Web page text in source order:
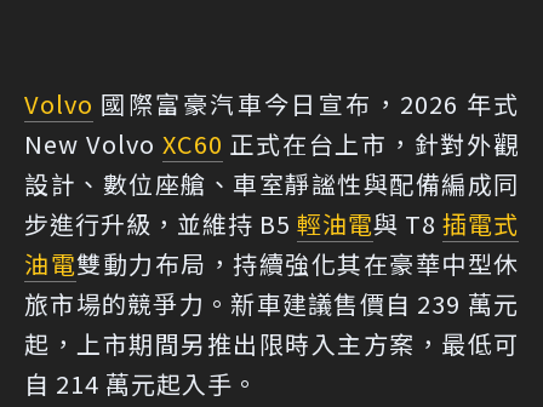
Volvo 國際富豪汽車今日宣布，2026 年式
New Volvo XC60 正式在台上市，針對外觀
設計、數位座艙、車室靜謐性與配備編成同
步進行升級，並維持 B5 輕油電與 T8 插電式
油電雙動力布局，持續強化其在豪華中型休
旅市場的競爭力。新車建議售價自 239 萬元
起，上市期間另推出限時入主方案，最低可
自 214 萬元起入手。